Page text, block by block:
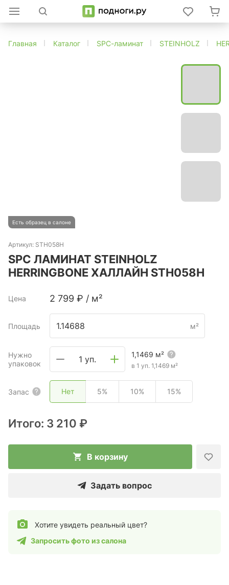
Главная Каталог SPC-ламинат STEINHOLZ
Есть образец в салоне
Артикул: STH058Н
SPC ЛАМИНАТ STEINHOLZ
HERRINGBONE ХАЛЛАЙН STH058Н
Цена 2 799 ₽ / м²
Площадь м²
Нужно
упаковок
1 уп. 1,1469 м²
в 1 уп. 1,1469 м²
Запас Нет 5% 10% 15%
Итого: 3 210 ₽
В корзину
Задать вопрос
Хотите увидеть реальный цвет?
Запросить фото из салона